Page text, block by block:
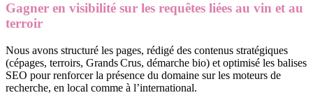
Gagner en visibilité sur les requêtes liées au vin et au
terroir
Nous avons structuré les pages, rédigé des contenus stratégiques
(cépages, terroirs, Grands Crus, démarche bio) et optimisé les balises
SEO pour renforcer la présence du domaine sur les moteurs de
recherche, en local comme à l’international.